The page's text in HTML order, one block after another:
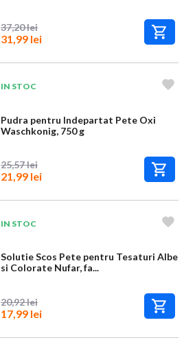
37,20 lei
31,99 lei
IN STOC
Pudra pentru Indepartat Pete Oxi
Waschkonig, 750 g
25,57 lei
21,99 lei
IN STOC
Solutie Scos Pete pentru Tesaturi Albe
si Colorate Nufar, fa...
20,92 lei
17,99 lei